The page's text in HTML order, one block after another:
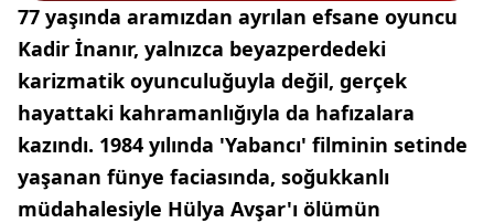
77 yaşında aramızdan ayrılan efsane oyuncu
Kadir İnanır, yalnızca beyazperdedeki
karizmatik oyunculuğuyla değil, gerçek
hayattaki kahramanlığıyla da hafızalara
kazındı. 1984 yılında 'Yabancı' filminin setinde
yaşanan fünye faciasında, soğukkanlı
müdahalesiyle Hülya Avşar'ı ölümün